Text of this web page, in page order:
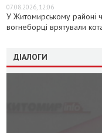
07.08.2026, 12:06
У Житомирському районі
вогнеборці врятували
ДІАЛОГИ